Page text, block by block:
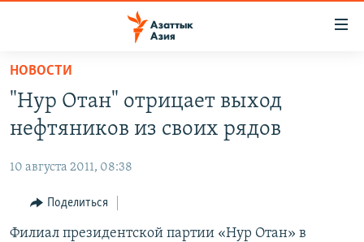
Вернуться
основному
содержанию
Вернутся
навигации
Вернутся
ЦЕНТРАЛЬНАЯ АЗИЯ
КАЗАХСТАН
УЗБЕКИСТАН
ТАДЖИКИСТАН
НОВОСТИ
ВОЙНА В УКРАИНЕ
НА ДРУГИХ ЯЗЫКАХ
ҚАЗАҚША
КЫРГЫЗЧА
НОВОСТИ
"Нур Отан" отрицает выход
нефтяников из своих рядов
10 августа 2011, 08:38
Поделиться
Филиал президентской партии «Нур Отан» в